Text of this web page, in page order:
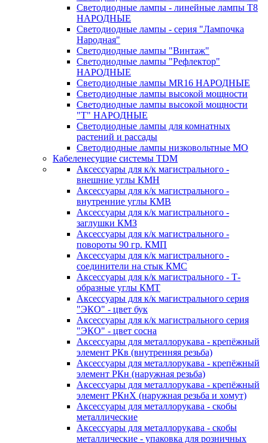
Светодиодные лампы - линейные лампы T8
НАРОДНЫЕ
Светодиодные лампы - серия "Лампочка
Народная"
Светодиодные лампы "Винтаж"
Светодиодные лампы "Рефлектор"
НАРОДНЫЕ
Светодиодные лампы MR16 НАРОДНЫЕ
Светодиодные лампы высокой мощности
Светодиодные лампы высокой мощности
"Т" НАРОДНЫЕ
Светодиодные лампы для комнатных
растений и рассады
Светодиодные лампы низковольтные МО
Кабеленесущие системы TDM
Аксессуары для к/к магистрального -
внешние углы КМН
Аксессуары для к/к магистрального -
внутренние углы КМВ
Аксессуары для к/к магистрального -
заглушки КМЗ
Аксессуары для к/к магистрального -
повороты 90 гр. КМП
Аксессуары для к/к магистрального -
соединители на стык КМС
Аксессуары для к/к магистрального - Т-
образные углы КМТ
Аксессуары для к/к магистрального серия
"ЭКО" - цвет бук
Аксессуары для к/к магистрального серия
"ЭКО" - цвет сосна
Аксессуары для металлорукава - крепёжный
элемент РКв (внутренняя резьба)
Аксессуары для металлорукава - крепёжный
элемент РКн (наружная резьба)
Аксессуары для металлорукава - крепёжный
элемент РКнХ (наружная резьба и хомут)
Аксессуары для металлорукава - скобы
металлические
Аксессуары для металлорукава - скобы
металлические - упаковка для розничных